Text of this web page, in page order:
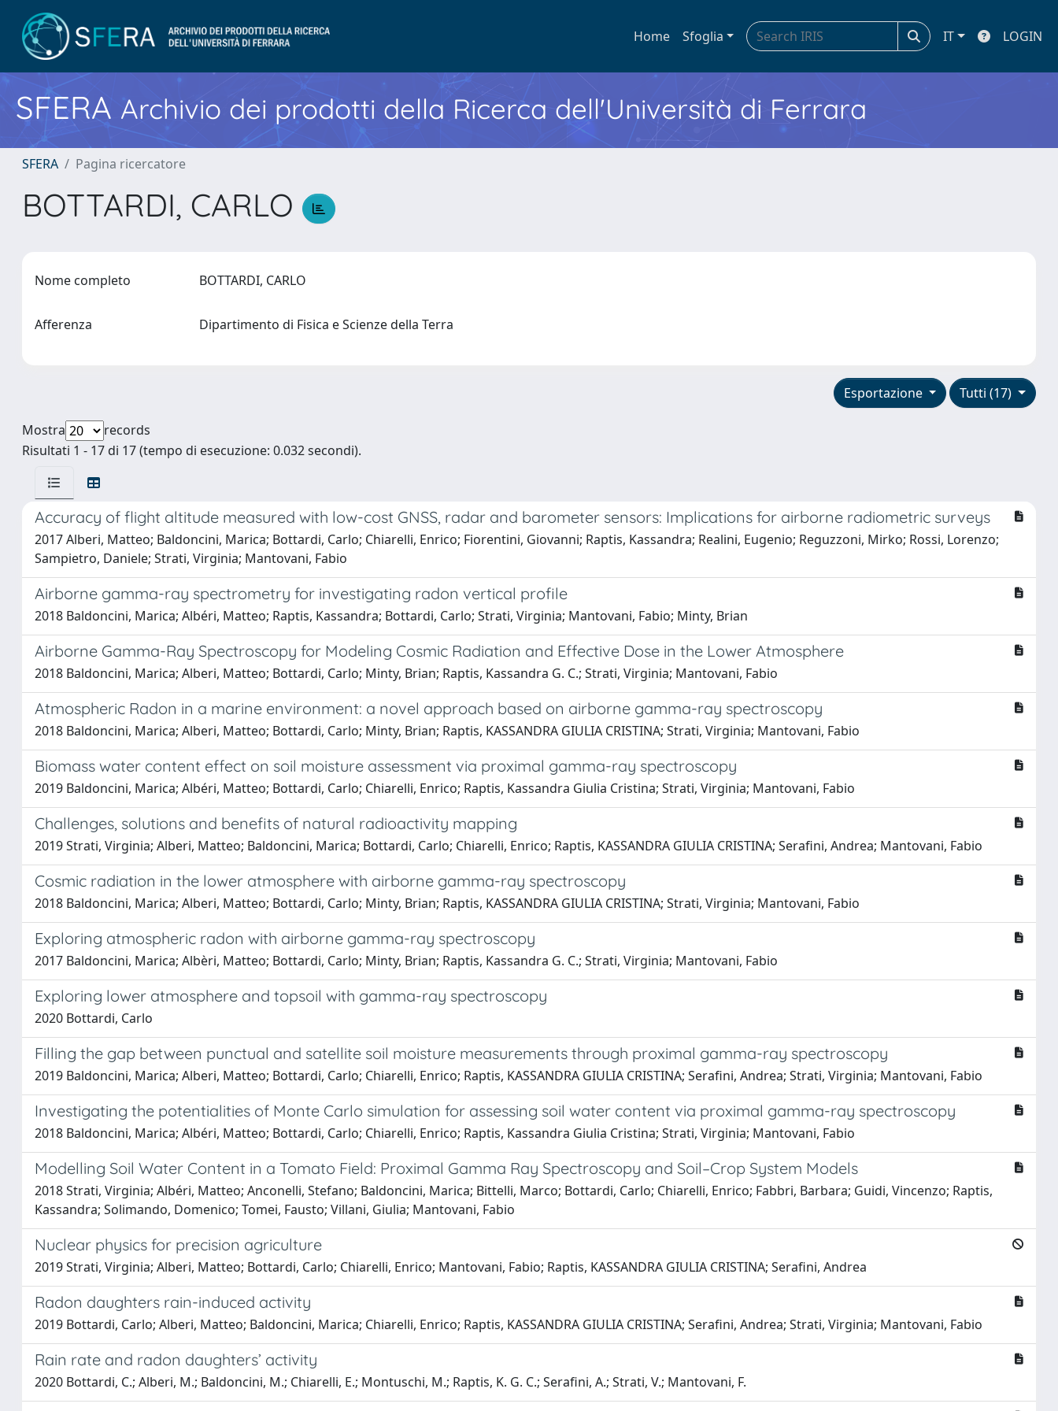
Home Sfoglia IT LOGIN
SFERA Archivio dei prodotti della Ricerca dell'Università di Ferrara
SFERA Pagina ricercatore
BOTTARDI, CARLO
Nome completo BOTTARDI, CARLO
Afferenza Dipartimento di Fisica e Scienze della Terra
Tutti (17)
Esportazione
Mostra
records
Risultati 1 - 17 di 17 (tempo di esecuzione: 0.032 secondi).
Accuracy of flight altitude measured with low-cost GNSS, radar and barometer sensors: Implications for airborne radiometric surveys
2017 Alberi, Matteo; Baldoncini, Marica; Bottardi, Carlo; Chiarelli, Enrico; Fiorentini, Giovanni; Raptis, Kassandra; Realini, Eugenio; Reguzzoni, Mirko; Rossi, Lorenzo;
Sampietro, Daniele; Strati, Virginia; Mantovani, Fabio
Airborne gamma-ray spectrometry for investigating radon vertical profile
2018 Baldoncini, Marica; Albéri, Matteo; Raptis, Kassandra; Bottardi, Carlo; Strati, Virginia; Mantovani, Fabio; Minty, Brian
Airborne Gamma-Ray Spectroscopy for Modeling Cosmic Radiation and Effective Dose in the Lower Atmosphere
2018 Baldoncini, Marica; Alberi, Matteo; Bottardi, Carlo; Minty, Brian; Raptis, Kassandra G. C.; Strati, Virginia; Mantovani, Fabio
Atmospheric Radon in a marine environment: a novel approach based on airborne gamma-ray spectroscopy
2018 Baldoncini, Marica; Alberi, Matteo; Bottardi, Carlo; Minty, Brian; Raptis, KASSANDRA GIULIA CRISTINA; Strati, Virginia; Mantovani, Fabio
Biomass water content effect on soil moisture assessment via proximal gamma-ray spectroscopy
2019 Baldoncini, Marica; Albéri, Matteo; Bottardi, Carlo; Chiarelli, Enrico; Raptis, Kassandra Giulia Cristina; Strati, Virginia; Mantovani, Fabio
Challenges, solutions and benefits of natural radioactivity mapping
2019 Strati, Virginia; Alberi, Matteo; Baldoncini, Marica; Bottardi, Carlo; Chiarelli, Enrico; Raptis, KASSANDRA GIULIA CRISTINA; Serafini, Andrea; Mantovani, Fabio
Cosmic radiation in the lower atmosphere with airborne gamma-ray spectroscopy
2018 Baldoncini, Marica; Alberi, Matteo; Bottardi, Carlo; Minty, Brian; Raptis, KASSANDRA GIULIA CRISTINA; Strati, Virginia; Mantovani, Fabio
Exploring atmospheric radon with airborne gamma-ray spectroscopy
2017 Baldoncini, Marica; Albèri, Matteo; Bottardi, Carlo; Minty, Brian; Raptis, Kassandra G. C.; Strati, Virginia; Mantovani, Fabio
Exploring lower atmosphere and topsoil with gamma-ray spectroscopy
2020 Bottardi, Carlo
Filling the gap between punctual and satellite soil moisture measurements through proximal gamma-ray spectroscopy
2019 Baldoncini, Marica; Alberi, Matteo; Bottardi, Carlo; Chiarelli, Enrico; Raptis, KASSANDRA GIULIA CRISTINA; Serafini, Andrea; Strati, Virginia; Mantovani, Fabio
Investigating the potentialities of Monte Carlo simulation for assessing soil water content via proximal gamma-ray spectroscopy
2018 Baldoncini, Marica; Albéri, Matteo; Bottardi, Carlo; Chiarelli, Enrico; Raptis, Kassandra Giulia Cristina; Strati, Virginia; Mantovani, Fabio
Modelling Soil Water Content in a Tomato Field: Proximal Gamma Ray Spectroscopy and Soil–Crop System Models
2018 Strati, Virginia; Albéri, Matteo; Anconelli, Stefano; Baldoncini, Marica; Bittelli, Marco; Bottardi, Carlo; Chiarelli, Enrico; Fabbri, Barbara; Guidi, Vincenzo; Raptis,
Kassandra; Solimando, Domenico; Tomei, Fausto; Villani, Giulia; Mantovani, Fabio
Nuclear physics for precision agriculture
2019 Strati, Virginia; Alberi, Matteo; Bottardi, Carlo; Chiarelli, Enrico; Mantovani, Fabio; Raptis, KASSANDRA GIULIA CRISTINA; Serafini, Andrea
Radon daughters rain-induced activity
2019 Bottardi, Carlo; Alberi, Matteo; Baldoncini, Marica; Chiarelli, Enrico; Raptis, KASSANDRA GIULIA CRISTINA; Serafini, Andrea; Strati, Virginia; Mantovani, Fabio
Rain rate and radon daughters’ activity
2020 Bottardi, C.; Alberi, M.; Baldoncini, M.; Chiarelli, E.; Montuschi, M.; Raptis, K. G. C.; Serafini, A.; Strati, V.; Mantovani, F.